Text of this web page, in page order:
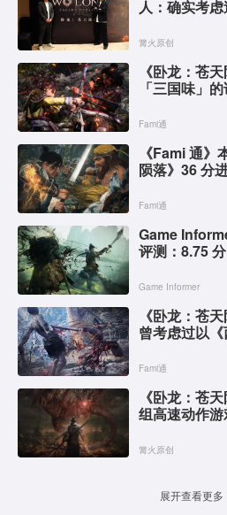
人：确实考
篝火原创
《卧龙：苍
「三国味」
Fami通
《Fami 通
陨落》36 分
Fami通
Game
评测：8.75 分
Game Informer
《卧龙：苍
曾考虑过以
Fami通
《卧龙：苍
组高速动作
篝火原创
展开查看更多